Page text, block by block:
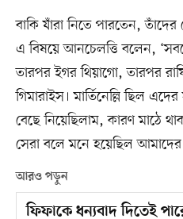
বাকি যাঁরা নিতে পারতেন,
এ বিষয়ে আনচেলত্তি বলেন,
তারপর ইগর থিয়াগো, তারপর
গিমারাইস। মার্তিনেল্লি ছিল
বেছে নিয়েছিলাম, কারণ মাঠে
সেরা বলে মনে হয়েছিল
আরও পড়ুন
ফিফাকে ধন্যবাদ দিতেই